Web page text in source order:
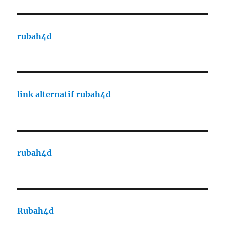
rubah4d
link alternatif rubah4d
rubah4d
Rubah4d